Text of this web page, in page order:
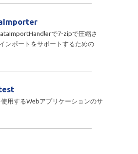
で7-zipで圧縮さ
ンポートをサポートするための
用するWebアプリケーションのサ